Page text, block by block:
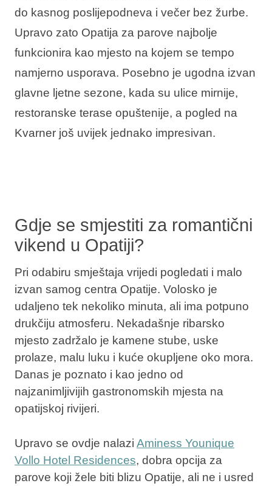
Ami Loyalty program
Blogovi
do kasnog poslijepodneva i večer bez žurbe.
Upravo zato Opatija za parove najbolje
funkcionira kao mjesto na kojem se tempo
namjerno usporava. Posebno je ugodna izvan
glavne ljetne sezone, kada su ulice mirnije,
restoranske terase opuštenije, a pogled na
Kvarner još uvijek jednako impresivan.
Gdje se smjestiti za romantični
vikend u Opatiji?
Pri odabiru smještaja vrijedi pogledati i malo
izvan samog centra Opatije. Volosko je
udaljeno tek nekoliko minuta, ali ima potpuno
drukčiju atmosferu. Nekadašnje ribarsko
mjesto zadržalo je kamene stube, uske
prolaze, malu luku i kuće okupljene oko mora.
Danas je poznato i kao jedno od
najzanimljivijih gastronomskih mjesta na
opatijskoj rivijeri.
Upravo se ovdje nalazi Aminess Younique
Vollo Hotel Residences, dobra opcija za
parove koji žele biti blizu Opatije, ali ne i usred